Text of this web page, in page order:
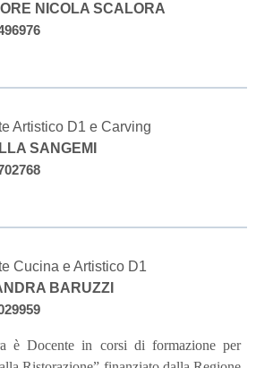
NICOLA SCALORA
Artistico D1 e Carving
SANGEMI
Cucina e Artistico D1
BARUZZI
è Docente in corsi di formazione per